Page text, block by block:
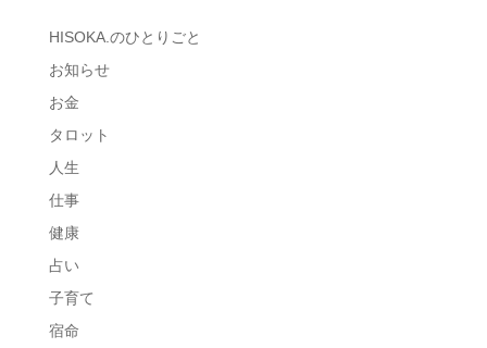
HISOKA.のひとりごと
お知らせ
お金
タロット
人生
仕事
健康
占い
子育て
宿命